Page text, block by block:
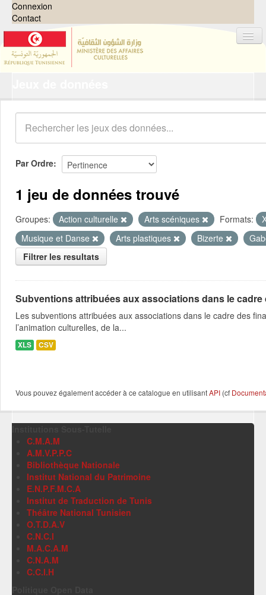
Connexion
Contact
Organisations
Groupes
Demandes 0
À propos
Par Ordre
1 jeu de données trouvé
Groupes: Action culturelle Arts scéniques Formats:
Musique et Danse
Arts plastiques Bizerte
Filtrer les resultats
Subventions attribuées aux associations dans le
Les subventions attribuées aux associations dans le cadre des
l’animation culturelles, de la...
XLS CSV
Vous pouvez également accéder à ce catalogue en utilisantAPI (cf
C.M.A.M
A.M.V.P.P.C
Bibliothèque Nationale
Institut National du Patrimoine
E.N.P.F.M.C.A
Institut de Traduction de Tunis
Théâtre National Tunisien
O.T.D.A.V
C.N.C.I
M.A.C.A.M
C.N.A.M
C.C.I.H